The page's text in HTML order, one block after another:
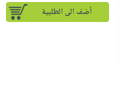
أضف الى الطلبية